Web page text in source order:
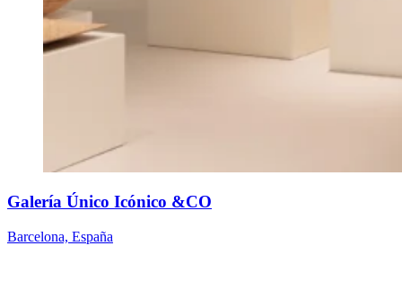
Galería Único Icónico &CO
Barcelona, España